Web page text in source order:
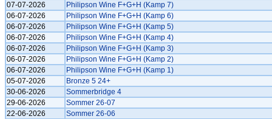
07-07-2026
Philipson Wine F+G+H (Kamp 7)
06-07-2026
Philipson Wine F+G+H (Kamp 6)
06-07-2026
Philipson Wine F+G+H (Kamp 5)
06-07-2026
Philipson Wine F+G+H (Kamp 4)
06-07-2026
Philipson Wine F+G+H (Kamp 3)
06-07-2026
Philipson Wine F+G+H (Kamp 2)
06-07-2026
Philipson Wine F+G+H (Kamp 1)
05-07-2026
Bronze 5 24+
30-06-2026
Sommerbridge 4
29-06-2026
Sommer 26-07
22-06-2026
Sommer 26-06